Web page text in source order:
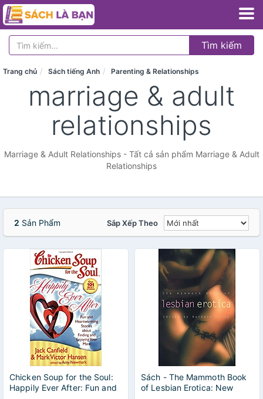
Tìm kiếm
Trang chủ Sách tiếng Anh Parenting & Relationships
marriage & adult
relationships
Marriage & Adult Relationships - Tất cả sản phẩm Marriage & Adult
Relationships
2 Sản Phẩm Sắp Xếp Theo
Chicken Soup for the Soul:
Happily Ever After: Fun and
Sách - The Mammoth Book
of Lesbian Erotica: New